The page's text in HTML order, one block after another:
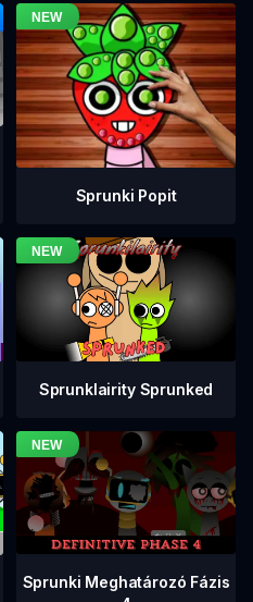
Sprunki Popit
Sprunklairity Sprunked
Sprunki Meghatározó Fázis